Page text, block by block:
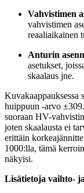
Vahvistimen
vahvistimen
reaaliaikainen
Anturin
asetukset,
skaalaus jne.
huippuun -arvo
suoraan HV-
joten skaalausta ei
erittäin
1000:lla, tämä
näkyisi.
Lisätietoja vaihto-